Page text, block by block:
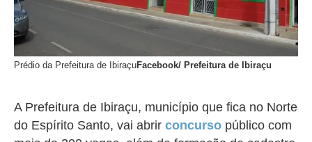
Prédio da Prefeitura de IbiraçuFacebook/ Prefeitura de Ibiraçu
A Prefeitura de Ibiraçu, município que fica no Norte
do Espírito Santo, vai abrir concurso público com